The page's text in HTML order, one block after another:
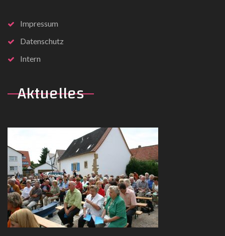
Impressum
Datenschutz
Intern
Aktuelles